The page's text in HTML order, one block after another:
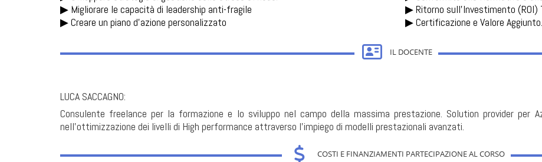
▶︎ Migliorare le capacità di leadership anti-fragile
▶︎ Creare un piano d'azione personalizzato
▶︎ Ritorno sull'Investimento (ROI)
▶︎ Certificazione e Valore Aggiunto.
IL DOCENTE
LUCA SACCAGNO:
Consulente freelance per la formazione e lo sviluppo nel campo della massima prestazione. Solution provider per
nell’ottimizzazione dei livelli di High performance attraverso l’impiego di modelli prestazionali avanzati.
COSTI E FINANZIAMENTI PARTECIPAZIONE AL CORSO